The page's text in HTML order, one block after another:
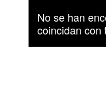
No se han
coincidan con